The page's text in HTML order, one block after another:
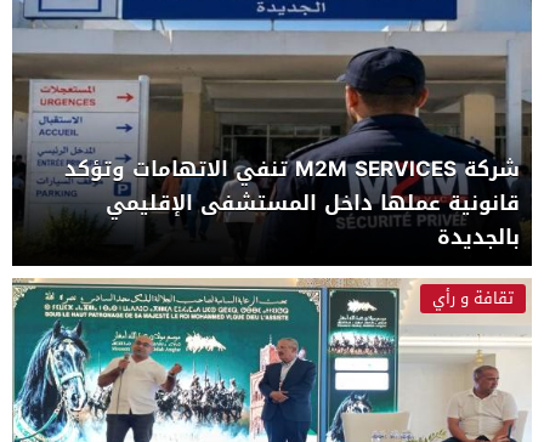
شركة M2M SERVICES تنفي الاتهامات وتؤكد
قانونية عملها داخل المستشفى الإقليمي
بالجديدة
تقافة و رأي